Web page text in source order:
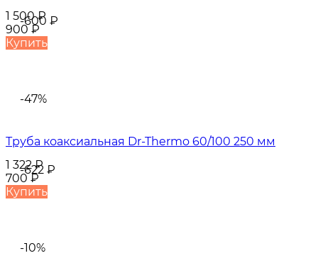
-600 ₽
1 500₽
900₽
Купить
-47%
-622 ₽
Труба коаксиальная Dr-Thermo 60/100 250 мм
1 322₽
700₽
Купить
-10%